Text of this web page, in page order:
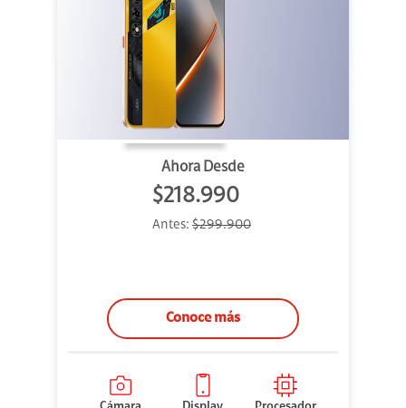
Ahora Desde
$218.990
Antes: $299.900
Conoce más